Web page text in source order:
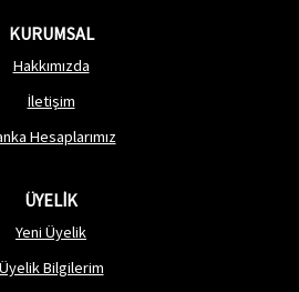
KURUMSAL
Hakkımızda
İletişim
Hesaplarımız
ÜYELİK
Yeni Üyelik
Üyelik Bilgilerim